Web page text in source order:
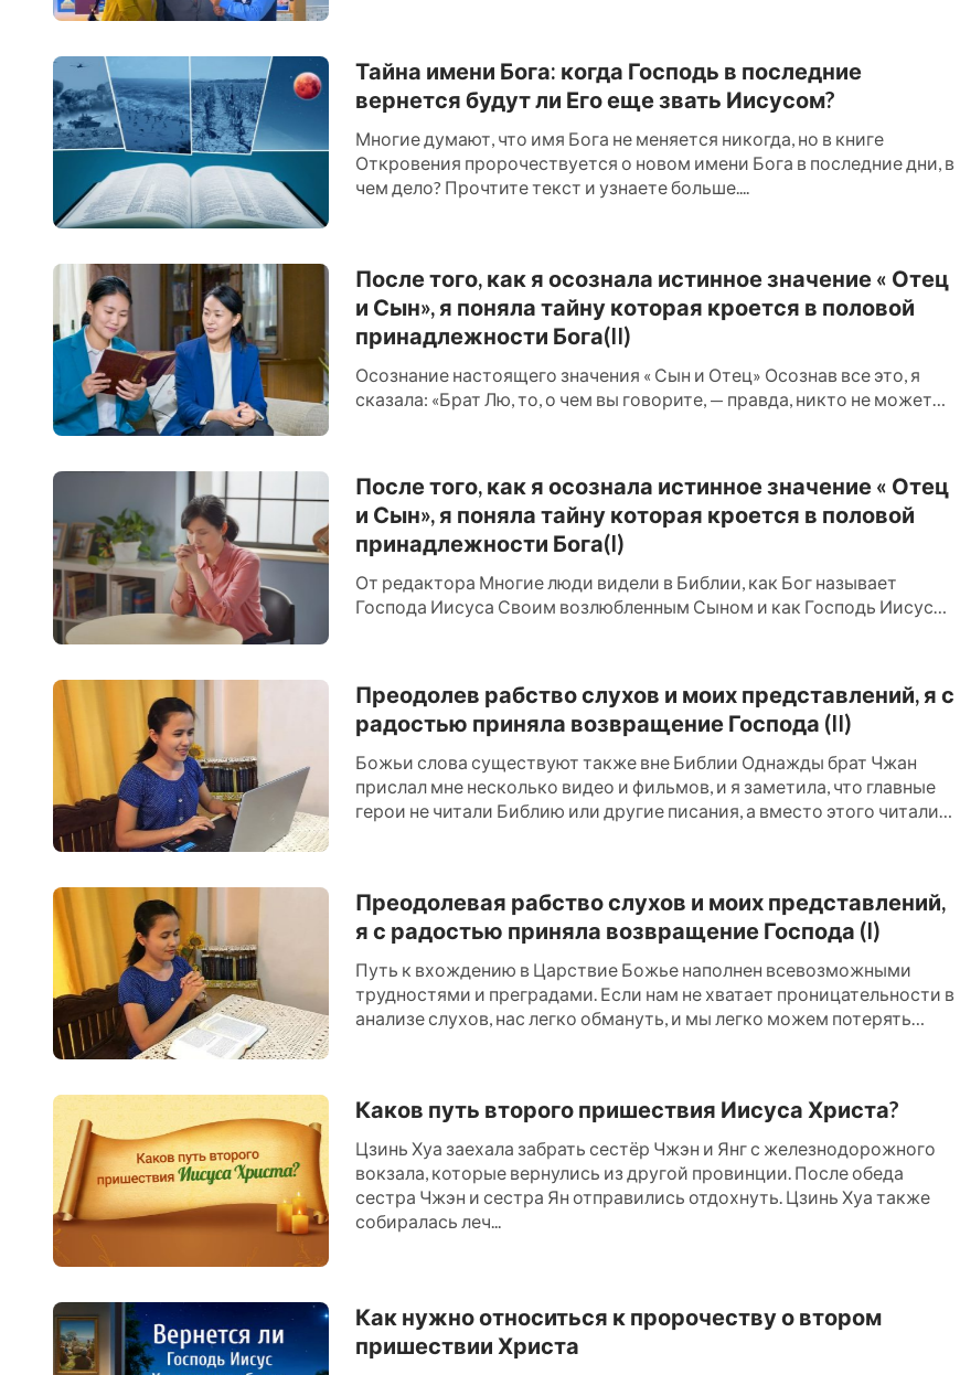
Тайна имени Бога: когда Господь в последние
вернется будут ли Его еще звать Иисусом?
Многие думают, что имя Бога не меняется никогда, но в книге
Откровения пророчествуется о новом имени Бога в последние дни, в
чем дело? Прочтите текст и узнаете больше....
После того, как я осознала истинное значение « Отец
и Сын», я поняла тайну которая кроется в половой
принадлежности Бога(II)
Осознание настоящего значения « Сын и Отец» Осознав все это, я
сказала: «Брат Лю, то, о чем вы говорите, — правда, никто не может
После того, как я осознала истинное значение « Отец
и Сын», я поняла тайну которая кроется в половой
принадлежности Бога(I)
От редактора Многие люди видели в Библии, как Бог называет
Господа Иисуса Своим возлюбленным Сыном и как Господь Иисус
Преодолев рабство слухов и моих представлений, я с
радостью приняла возвращение Господа (II)
Божьи слова существуют также вне Библии Однажды брат Чжан
прислал мне несколько видео и фильмов, и я заметила, что главные
герои не читали Библию или другие писания, а вместо этого читали
Преодолевая рабство слухов и моих представлений,
я с радостью приняла возвращение Господа (I)
Путь к вхождению в Царствие Божье наполнен всевозможными
трудностями и преградами. Если нам не хватает проницательности в
анализе слухов, нас легко обмануть, и мы легко можем потерять
Каков путь второго пришествия Иисуса Христа?
Цзинь Хуа заехала забрать сестёр Чжэн и Янг с железнодорожного
вокзала, которые вернулись из другой провинции. После обеда
сестра Чжэн и сестра Ян отправились отдохнуть. Цзинь Хуа также
собиралась леч...
Как нужно относиться к пророчеству о втором
пришествии Христа